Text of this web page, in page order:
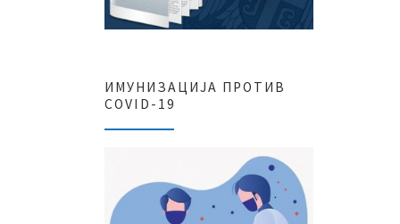
ИМУНИЗАЦИЈА ПРОТИВ
COVID-19